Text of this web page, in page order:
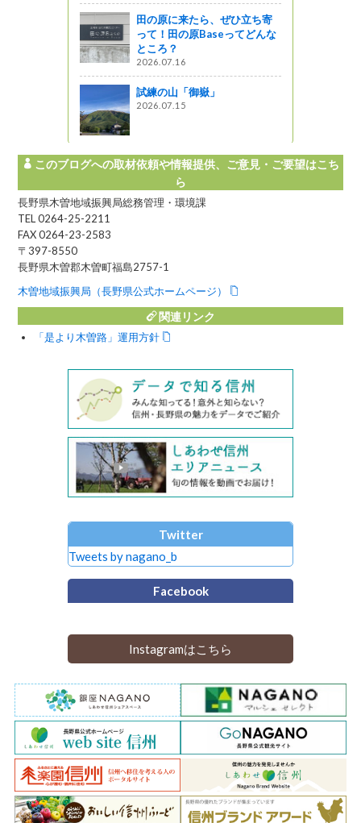
田の原に来たら、ぜひ立ち寄
って！田の原Baseってどんな
ところ？
2026.07.16
試練の山「御嶽」
2026.07.15
このブログへの取材依頼や情報提供、ご意見・ご要望はこち
ら
長野県木曽地域振興局総務管理・環境課
TEL 0264-25-2211
FAX 0264-23-2583
〒397-8550
長野県木曽郡木曽町福島2757-1
木曽地域振興局（長野県公式ホームページ）
関連リンク
「是より木曽路」運用方針
Twitter
Tweets by nagano_b
Facebook
Instagramはこちら